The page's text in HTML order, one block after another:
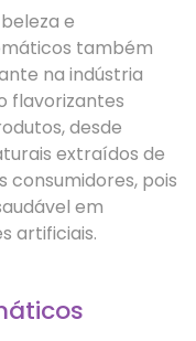
e
também
na indústria
flavorizantes
desde
extraídos de
consumidores, pois
em
artificiais.